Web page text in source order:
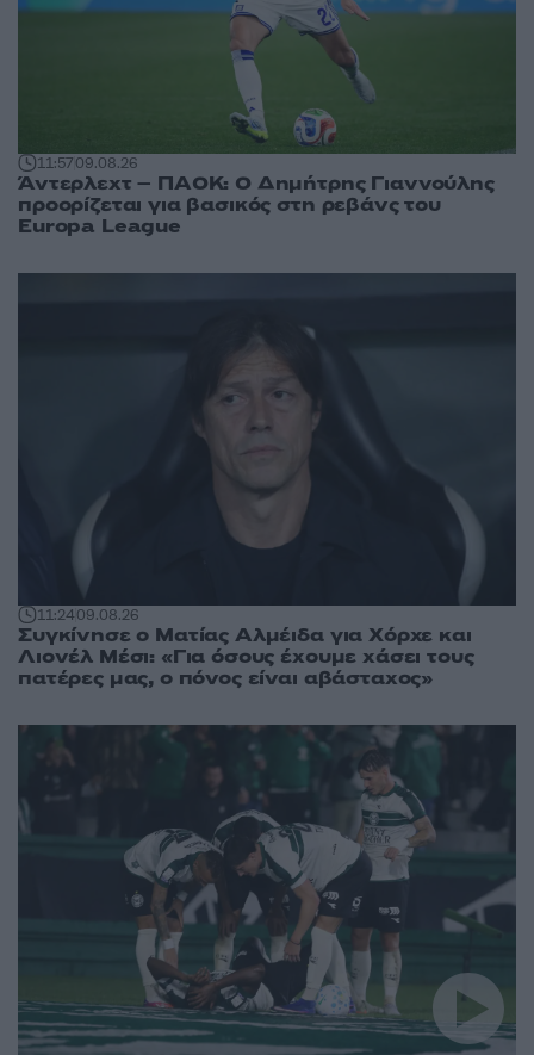
11:5709.08.26
Άντερλεχτ – ΠΑΟΚ: Ο Δημήτρης Γιαννούλης
προορίζεται για βασικός στη ρεβάνς του
Europa League
11:2409.08.26
Συγκίνησε ο Ματίας Αλμέιδα για Χόρχε και
Λιονέλ Μέσι: «Για όσους έχουμε χάσει τους
πατέρες μας, ο πόνος είναι αβάσταχος»